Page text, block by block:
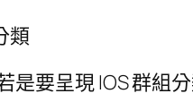
類
是要呈現 IOS 群組